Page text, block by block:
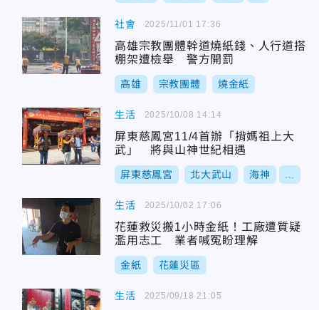
社會
高雄宗教團體幹道燒紙錢、人行道搭
棚架遭檢舉 警方開罰
高雄 宗教團體 燒金紙
2025/11/01 17:36
生活
屏東慈鳳宮11/4首辦「揹媽祖上大
武」 將與山神世紀相遇
屏東慈鳳宮 北大武山 海神
2025/10/08 14:14
生活
花蓮救災搬1小時金紙！工廠遭質疑
濫用志工 業者喊冤盼理解
金紙 花蓮災區
2025/10/02 17:06
生活 2025/09/18 21:05